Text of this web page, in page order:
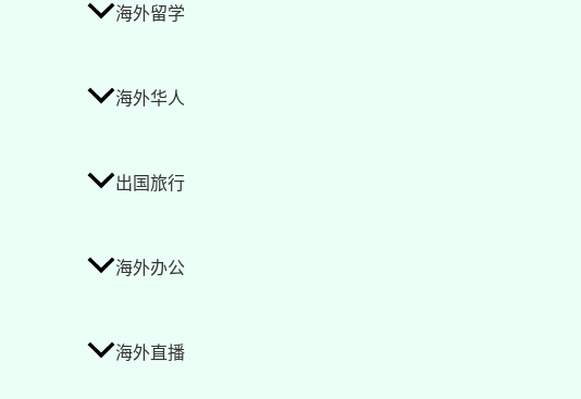
海外留学
海外华人
出国旅行
海外办公
海外直播